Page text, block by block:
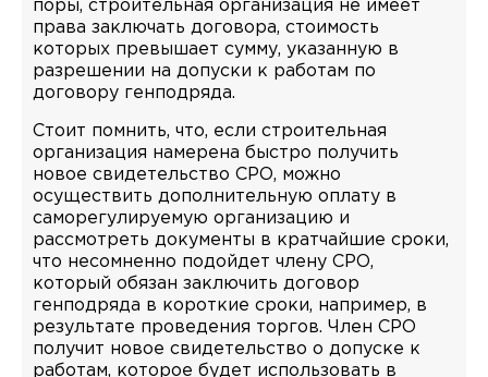
поры, строительная организация не имеет
права заключать договора, стоимость
которых превышает сумму, указанную в
разрешении на допуски к работам по
договору генподряда.
Стоит помнить, что, если строительная
организация намерена быстро получить
новое свидетельство СРО, можно
осуществить дополнительную оплату в
саморегулируемую организацию и
рассмотреть документы в кратчайшие сроки,
что несомненно подойдет члену СРО,
который обязан заключить договор
генподряда в короткие сроки, например, в
результате проведения торгов. Член СРО
получит новое свидетельство о допуске к
работам, которое будет использовать в